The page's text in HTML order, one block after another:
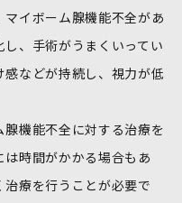
イボーム腺機能不全があ
、手術がうまくいってい
などが持続し、視力が低
機能不全に対する治療を
時間がかかる場合もあ
療を行うことが必要で